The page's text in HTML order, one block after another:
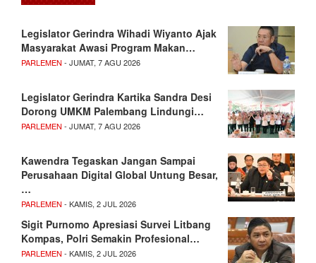
Legislator Gerindra Wihadi Wiyanto Ajak
Masyarakat Awasi Program Makan…
PARLEMEN - JUMAT, 7 AGU 2026
Legislator Gerindra Kartika Sandra Desi
Dorong UMKM Palembang Lindungi…
PARLEMEN - JUMAT, 7 AGU 2026
Kawendra Tegaskan Jangan Sampai
Perusahaan Digital Global Untung Besar,
…
PARLEMEN - KAMIS, 2 JUL 2026
Sigit Purnomo Apresiasi Survei Litbang
Kompas, Polri Semakin Profesional…
PARLEMEN - KAMIS, 2 JUL 2026